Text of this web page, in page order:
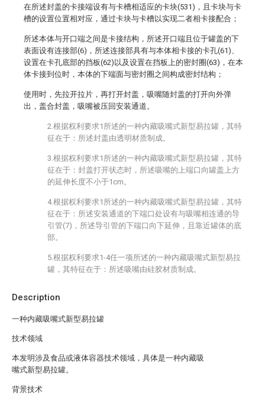
Description
一种内藏吸嘴式新型易拉罐
技术领域
本发明涉及食品或液体容器技术领域，具体是一种内藏吸
嘴式新型易拉罐。
背景技术
在所述封盖的卡接端设有与卡槽相适应的卡块(531)，且卡块与卡
槽的设置位置相对应，通过卡块与卡槽以实现二者相卡接配合；
所述本体与开口端之间是卡接结构，所述开口端且位于罐盖的下
表面设有连接部(6)，所述连接部具有与本体相卡接的卡孔(61)、
设置在卡孔底部的挡板(62)以及设置在挡板上的密封圈(63)，在本
体卡接到位时，本体的下端面与密封圈之间构成密封结构；
使用时，先拉开拉片，再打开封盖，吸嘴随封盖的打开向外弹
出，盖合封盖，吸嘴被压回安装通道。
2.根据权利要求1所述的一种内藏吸嘴式新型易拉罐，其特
征在于：所述封盖由透明材质制成。
3.根据权利要求1所述的一种内藏吸嘴式新型易拉罐，其特
征在于：封盖打开状态时，所述吸嘴的上端口向罐盖上方
的延伸长度不小于1cm。
4.根据权利要求1所述的一种内藏吸嘴式新型易拉罐，其特
征在于：所述安装通道的下端口处设有与吸嘴相连通的导
引管(7)，所述导引管的下端口向下延伸，且靠近罐体的底
部。
5.根据权利要求1-4任一项所述的一种内藏吸嘴式新型易拉
罐，其特征在于：所述吸嘴由硅胶材质制成。